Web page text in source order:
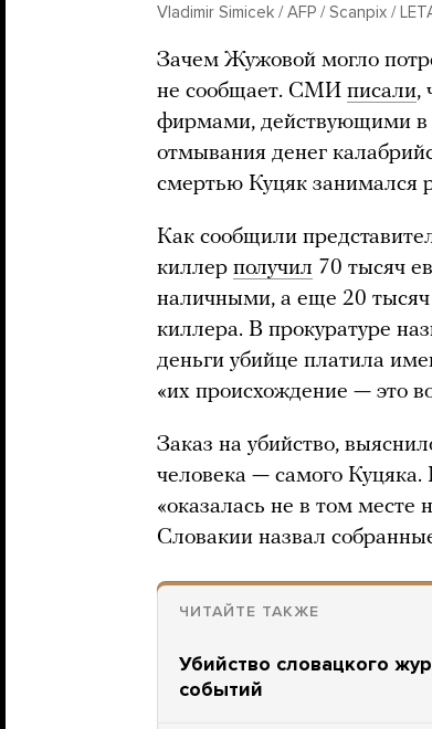
Vladimir Simicek / AFP / Scanpix /
Зачем Жужовой могло
не сообщает. СМИ писали,
фирмами, действующими в
отмывания денег
смертью Куцяк занимался
Как сообщили
киллер получил 70 тысяч
наличными, а еще 20 тысяч
киллера. В прокуратуре
деньги убийце платила
«их происхождение — это
Заказ на убийство,
человека — самого Куцяка.
«оказалась не в том месте
Словакии назвал
ЧИТАЙТЕ ТАКЖЕ
Убийство словацкого
событий